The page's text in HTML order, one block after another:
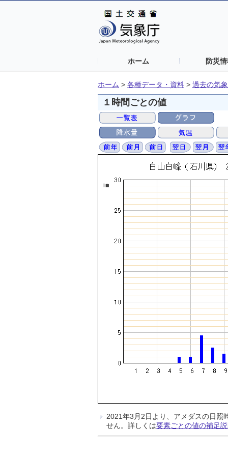
ホーム 防災
ホーム > 各種データ・資料 > 過去の気
１時間ごとの値
2021年3月2日より、アメダスの日照
せん。詳しくは要素ごとの値の補足